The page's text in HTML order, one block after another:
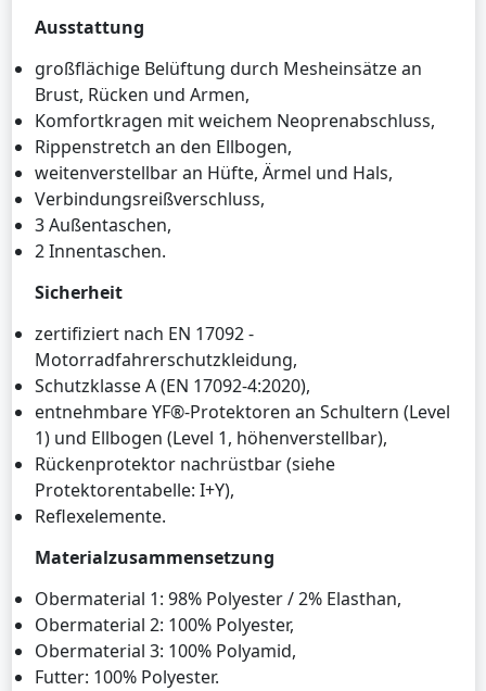
Ausstattung
großflächige Belüftung durch Mesheinsätze an
Brust, Rücken und Armen,
Komfortkragen mit weichem Neoprenabschluss,
Rippenstretch an den Ellbogen,
weitenverstellbar an Hüfte, Ärmel und Hals,
Verbindungsreißverschluss,
3 Außentaschen,
2 Innentaschen.
Sicherheit
zertifiziert nach EN 17092 -
Motorradfahrerschutzkleidung,
Schutzklasse A (EN 17092-4:2020),
entnehmbare YF®-Protektoren an Schultern (Level
1) und Ellbogen (Level 1, höhenverstellbar),
Rückenprotektor nachrüstbar (siehe
Protektorentabelle: I+Y),
Reflexelemente.
Materialzusammensetzung
Obermaterial 1: 98% Polyester / 2% Elasthan,
Obermaterial 2: 100% Polyester,
Obermaterial 3: 100% Polyamid,
Futter: 100% Polyester.